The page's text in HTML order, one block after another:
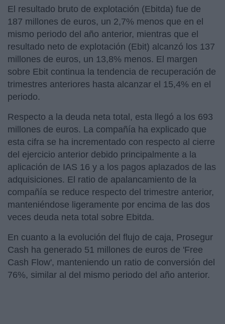
El resultado bruto de explotación (Ebitda) fue de
187 millones de euros, un 2,7% menos que en el
mismo periodo del año anterior, mientras que el
resultado neto de explotación (Ebit) alcanzó los 137
millones de euros, un 13,8% menos. El margen
sobre Ebit continua la tendencia de recuperación de
trimestres anteriores hasta alcanzar el 15,4% en el
periodo.
Respecto a la deuda neta total, esta llegó a los 693
millones de euros. La compañía ha explicado que
esta cifra se ha incrementado con respecto al cierre
del ejercicio anterior debido principalmente a la
aplicación de IAS 16 y a los pagos aplazados de las
adquisiciones. El ratio de apalancamiento de la
compañía se reduce respecto del trimestre anterior,
manteniéndose ligeramente por encima de las dos
veces deuda neta total sobre Ebitda.
En cuanto a la evolución del flujo de caja, Prosegur
Cash ha generado 51 millones de euros de 'Free
Cash Flow', manteniendo un ratio de conversión del
76%, similar al del mismo periodo del año anterior.